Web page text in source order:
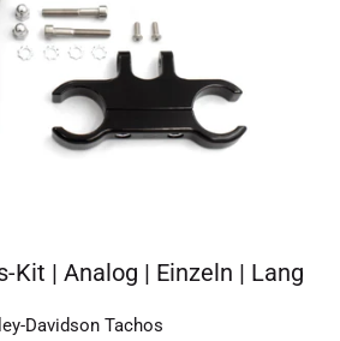
Kit | Analog | Einzeln | Lang
Davidson Tachos